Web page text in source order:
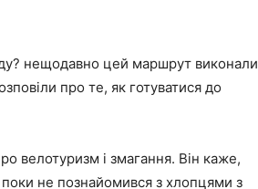
нещодавно цей маршрут виконали
про те, як готуватися до
велотуризм і змагання. Він каже,
поки не познайомився з хлопцями з